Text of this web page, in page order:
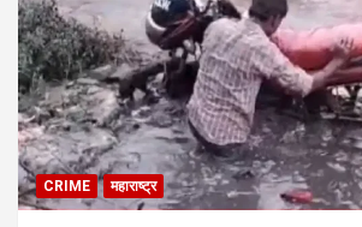
CRIME महाराष्ट्र